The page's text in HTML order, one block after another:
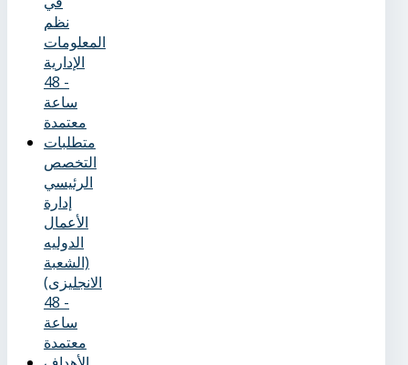
نظم
المعلومات
الإدارية
- 48
ساعة
معتمدة
متطلبات
التخصص
الرئيسي
إدارة
الأعمال
الدوليه
(الشعبة
الانجليزى)
- 48
ساعة
معتمدة